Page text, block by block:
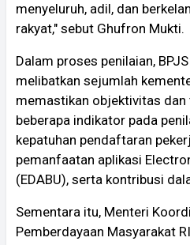
menyeluruh, adil, dan
rakyat," sebut Ghufron Mukti.
Dalam proses penilaian,
melibatkan sejumlah
memastikan objektivitas
beberapa indikator pada
kepatuhan pendaftaran
pemanfaatan aplikasi
(EDABU), serta kontribusi
Sementara itu, Menteri
Pemberdayaan Masyarakat